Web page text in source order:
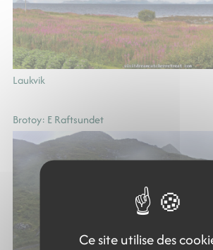
Laukvik
Brotoy: E Raftsundet
Ce site utilise des